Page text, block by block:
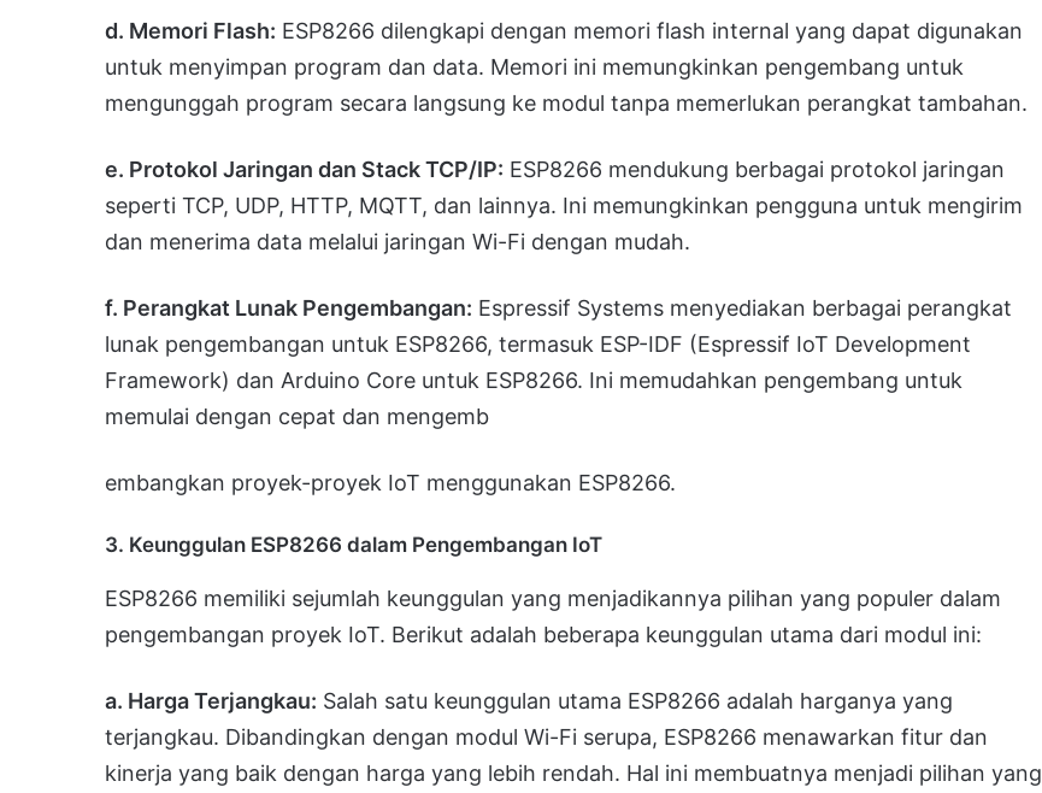
d. Memori Flash: ESP8266 dilengkapi dengan memori flash internal yang dapat digunakan
untuk menyimpan program dan data. Memori ini memungkinkan pengembang untuk
mengunggah program secara langsung ke modul tanpa memerlukan perangkat tambahan.
e. Protokol Jaringan dan Stack TCP/IP: ESP8266 mendukung berbagai protokol jaringan
seperti TCP, UDP, HTTP, MQTT, dan lainnya. Ini memungkinkan pengguna untuk mengirim
dan menerima data melalui jaringan Wi-Fi dengan mudah.
f. Perangkat Lunak Pengembangan: Espressif Systems menyediakan berbagai perangkat
lunak pengembangan untuk ESP8266, termasuk ESP-IDF (Espressif IoT Development
Framework) dan Arduino Core untuk ESP8266. Ini memudahkan pengembang untuk
memulai dengan cepat dan mengemb
embangkan proyek-proyek IoT menggunakan ESP8266.
3. Keunggulan ESP8266 dalam Pengembangan IoT
ESP8266 memiliki sejumlah keunggulan yang menjadikannya pilihan yang populer dalam
pengembangan proyek IoT. Berikut adalah beberapa keunggulan utama dari modul ini:
a. Harga Terjangkau: Salah satu keunggulan utama ESP8266 adalah harganya yang
terjangkau. Dibandingkan dengan modul Wi-Fi serupa, ESP8266 menawarkan fitur dan
kinerja yang baik dengan harga yang lebih rendah. Hal ini membuatnya menjadi pilihan yang